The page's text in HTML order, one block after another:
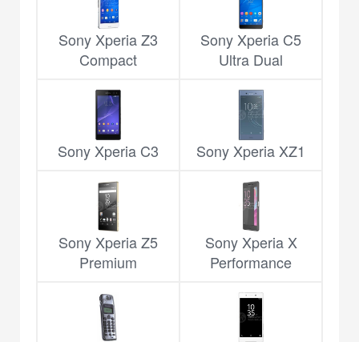
Sony Xperia Z3
Compact
Sony Xperia C5
Ultra Dual
Sony Xperia C3 Sony Xperia XZ1
Sony Xperia Z5
Premium
Sony Xperia X
Performance